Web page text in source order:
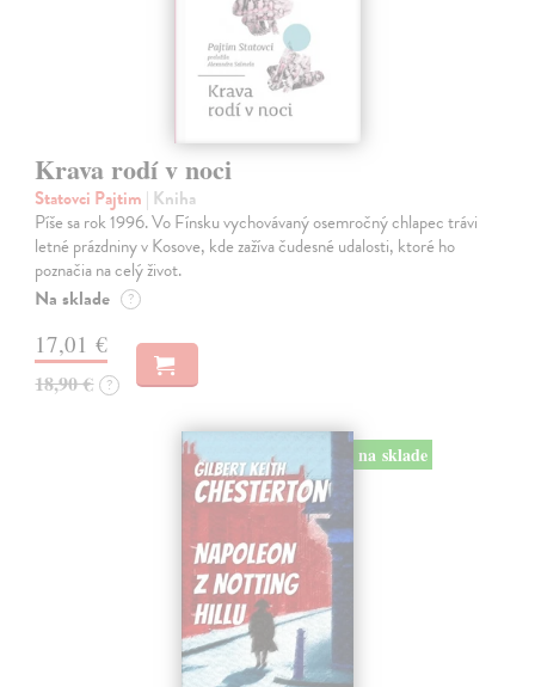
Krava rodí v noci
Statovci Pajtim | Kniha
Píše sa rok 1996. Vo Fínsku vychovávaný osemročný chlapec trávi
letné prázdniny v Kosove, kde zažíva čudesné udalosti, ktoré ho
poznačia na celý život.
Na sklade ?
17,01 €
18,90 € ?
na sklade